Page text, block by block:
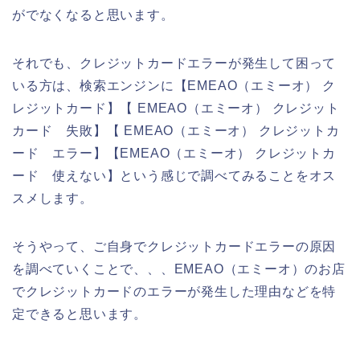
がでなくなると思います。
それでも、クレジットカードエラーが発生して困って
いる方は、検索エンジンに【EMEAO（エミーオ） ク
レジットカード】【 EMEAO（エミーオ） クレジット
カード 失敗】【 EMEAO（エミーオ） クレジットカ
ード エラー】【EMEAO（エミーオ） クレジットカ
ード 使えない】という感じで調べてみることをオス
スメします。
そうやって、ご自身でクレジットカードエラーの原因
を調べていくことで、、、EMEAO（エミーオ）のお店
でクレジットカードのエラーが発生した理由などを特
定できると思います。